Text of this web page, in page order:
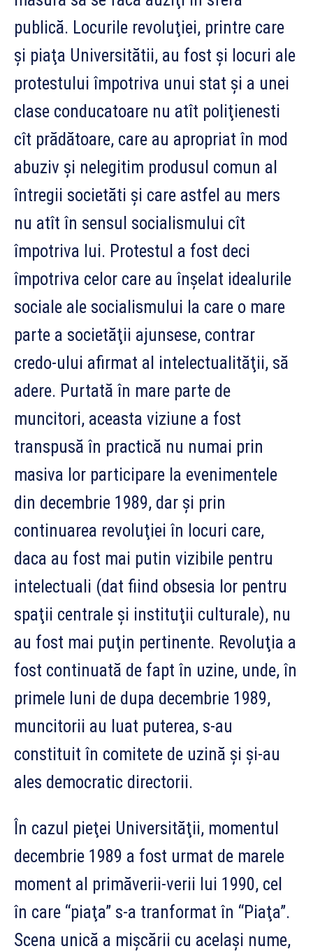
publică. Locurile revoluţiei, printre care
şi piaţa Universitătii, au fost şi locuri ale
protestului împotriva unui stat şi a unei
clase conducatoare nu atît poliţienesti
cît prădătoare, care au apropriat în mod
abuziv şi nelegitim produsul comun al
întregii societăti şi care astfel au mers
nu atît în sensul socialismului cît
împotriva lui. Protestul a fost deci
împotriva celor care au înşelat idealurile
sociale ale socialismului la care o mare
parte a societăţii ajunsese, contrar
credo-ului afirmat al intelectualităţii, să
adere. Purtată în mare parte de
muncitori, aceasta viziune a fost
transpusă în practică nu numai prin
masiva lor participare la evenimentele
din decembrie 1989, dar şi prin
continuarea revoluţiei în locuri care,
daca au fost mai putin vizibile pentru
intelectuali (dat fiind obsesia lor pentru
spaţii centrale şi instituţii culturale), nu
au fost mai puţin pertinente. Revoluţia a
fost continuată de fapt în uzine, unde, în
primele luni de dupa decembrie 1989,
muncitorii au luat puterea, s-au
constituit în comitete de uzină şi şi-au
ales democratic directorii.
În cazul pieţei Universităţii, momentul
decembrie 1989 a fost urmat de marele
moment al primăverii-verii lui 1990, cel
în care “piaţa” s-a tranformat în “Piaţa”.
Scena unică a mişcării cu acelaşi nume,